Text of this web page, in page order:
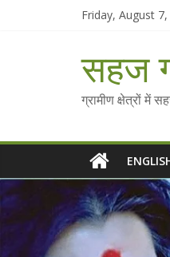
Friday, August
सहज
ग्रामीण क्षेत्रों में